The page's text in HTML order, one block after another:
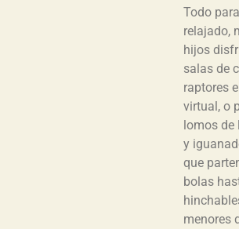
Todo
relajado,
hijos
salas de
raptores
virtual, o
lomos de
y
que
bolas
menores